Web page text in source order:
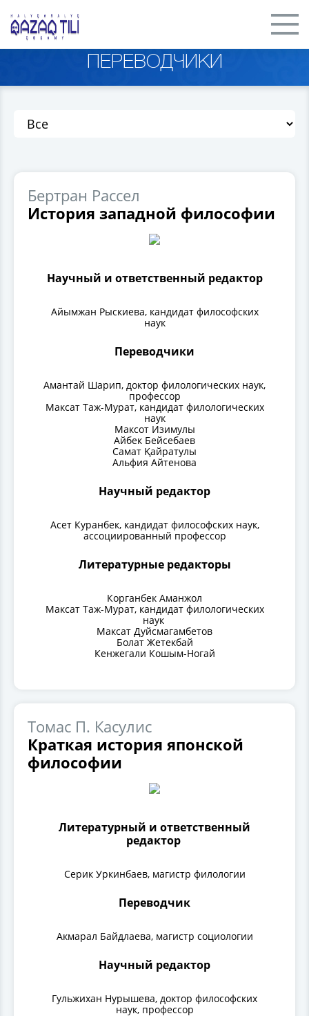
ПЕРЕВОДЧИКИ
Бертран Рассел
История западной философии
Научный и ответственный редактор
Айымжан Рыскиева, кандидат философских
наук
Переводчики
Амантай Шарип, доктор филологических наук,
профессор
Максат Таж-Мурат, кандидат филологических
наук
Максот Изимулы
Айбек Бейсебаев
Самат Қайратулы
Альфия Айтенова
Научный редактор
Асет Куранбек, кандидат философских наук,
ассоциированный профессор
Литературные редакторы
Корганбек Аманжол
Максат Таж-Мурат, кандидат филологических
наук
Максат Дуйсмагамбетов
Болат Жетекбай
Кенжегали Кошым-Ногай
Томас П. Касулис
Краткая история японской
философии
Литературный и ответственный
редактор
Серик Уркинбаев, магистр филологии
Переводчик
Акмарал Байдлаева, магистр социологии
Научный редактор
Гульжихан Нурышева, доктор философских
наук, профессор